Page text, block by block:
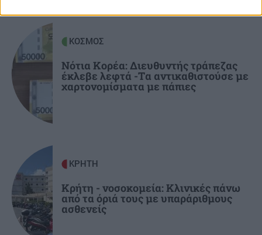
ΑΘΛΗΤΙΚΑ
Τένις: Αποκλεισμός για τη Μαρία Σάκκαρη στο
Τορόντο
ΑΘΛΗΤΙΚΑ
O Λουίς Φαν Χάαλ βγήκε νικητής στη μάχη με
τον καρκίνο
ΚΟΣΜΟΣ
Ρωσικοί βομβαρδισμοί στο Κίεβο: Τρεις
νεκροί, ανάμεσά τους ένα παιδί
ΚΟΣΜΟΣ
Νότια Κορέα: Διευθυντής τράπεζας
έκλεβε λεφτά -Tα αντικαθιστούσε με
χαρτονομίσματα με πάπιες
ΚΡΗΤΗ
Κρήτη - νοσοκομεία: Κλινικές πάνω
από τα όριά τους με υπαράριθμους
ασθενείς